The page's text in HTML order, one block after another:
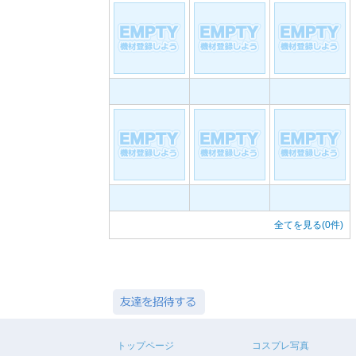
全てを見る(0件)
トップページ コスプレ写真